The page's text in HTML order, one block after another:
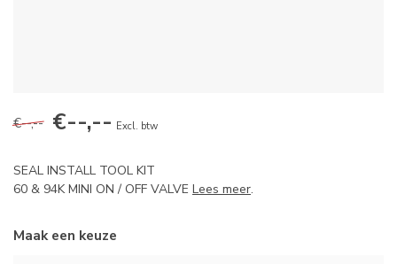
€--,-- €--,-- Excl. btw
SEAL INSTALL TOOL KIT
60 & 94K MINI ON / OFF VALVE Lees meer.
Maak een keuze